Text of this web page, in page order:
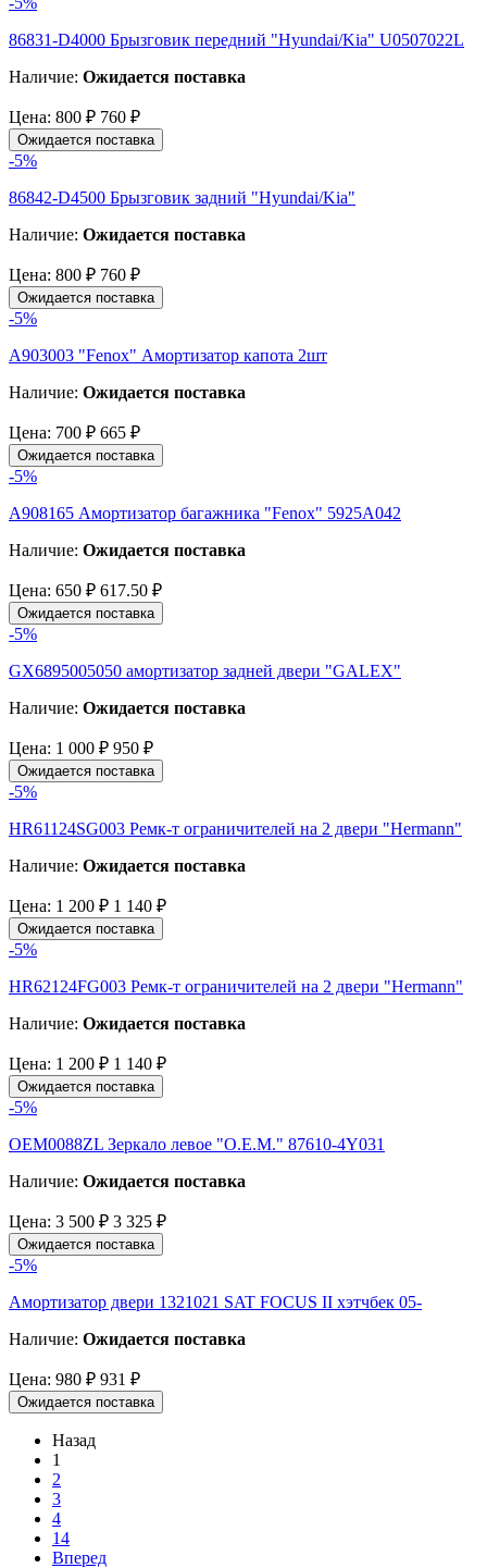
86831-D4000 Брызговик передний "Hyundai/Kia" U0507022L
Наличие: Ожидается поставка
Цена: 800 ₽ 760 ₽
Ожидается поставка
-5%
86842-D4500 Брызговик задний "Hyundai/Kia"
Наличие: Ожидается поставка
Цена: 800 ₽ 760 ₽
Ожидается поставка
-5%
A903003 "Fenox" Амортизатор капота 2шт
Наличие: Ожидается поставка
Цена: 700 ₽ 665 ₽
Ожидается поставка
-5%
A908165 Амортизатор багажника "Fenox" 5925A042
Наличие: Ожидается поставка
Цена: 650 ₽ 617.50 ₽
Ожидается поставка
-5%
GX6895005050 амортизатор задней двери "GALEX"
Наличие: Ожидается поставка
Цена: 1 000 ₽ 950 ₽
Ожидается поставка
-5%
HR61124SG003 Ремк-т ограничителей на 2 двери "Hermann"
Наличие: Ожидается поставка
Цена: 1 200 ₽ 1 140 ₽
Ожидается поставка
-5%
HR62124FG003 Ремк-т ограничителей на 2 двери "Hermann"
Наличие: Ожидается поставка
Цена: 1 200 ₽ 1 140 ₽
Ожидается поставка
-5%
OEM0088ZL Зеркало левое "O.E.M." 87610-4Y031
Наличие: Ожидается поставка
Цена: 3 500 ₽ 3 325 ₽
Ожидается поставка
-5%
Амортизатор двери 1321021 SAT FOCUS II хэтчбек 05-
Наличие: Ожидается поставка
Цена: 980 ₽ 931 ₽
Ожидается поставка
Назад
1
2
3
4
14
Вперед